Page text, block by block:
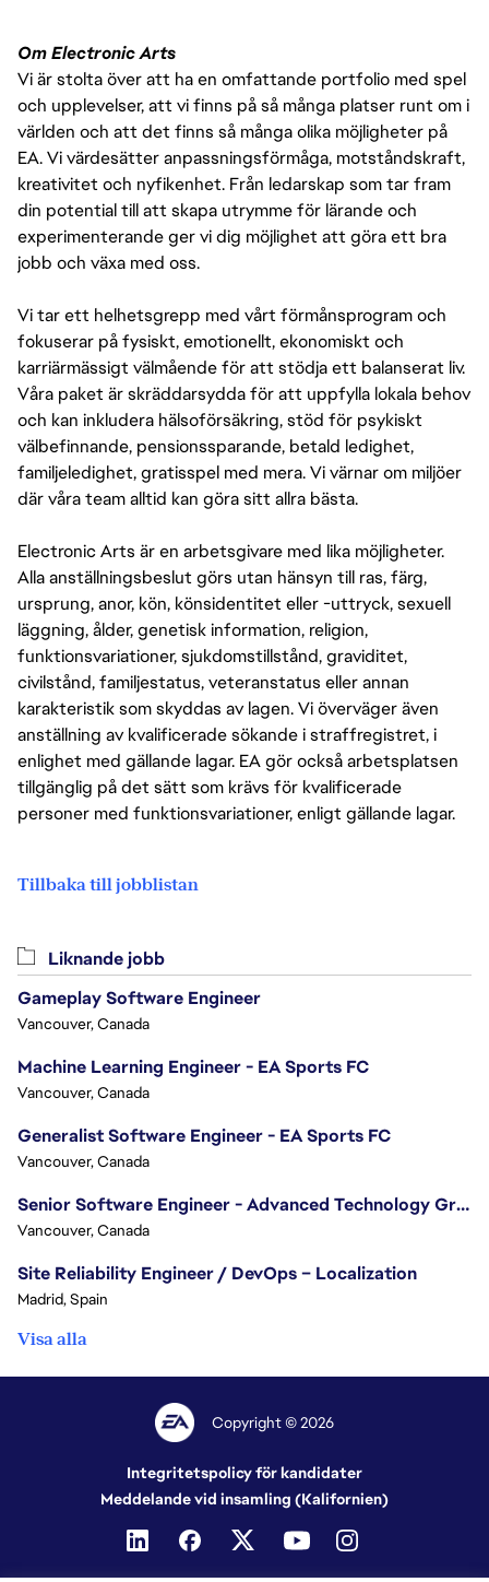
Om Electronic Arts
Vi är stolta över att ha en omfattande portfolio med spel
och upplevelser, att vi finns på så många platser runt om i
världen och att det finns så många olika möjligheter på
EA. Vi värdesätter anpassningsförmåga, motståndskraft,
kreativitet och nyfikenhet. Från ledarskap som tar fram
din potential till att skapa utrymme för lärande och
experimenterande ger vi dig möjlighet att göra ett bra
jobb och växa med oss.
Vi tar ett helhetsgrepp med vårt förmånsprogram och
fokuserar på fysiskt, emotionellt, ekonomiskt och
karriärmässigt välmående för att stödja ett balanserat liv.
Våra paket är skräddarsydda för att uppfylla lokala behov
och kan inkludera hälsoförsäkring, stöd för psykiskt
välbefinnande, pensionssparande, betald ledighet,
familjeledighet, gratisspel med mera. Vi värnar om miljöer
där våra team alltid kan göra sitt allra bästa.
Electronic Arts är en arbetsgivare med lika möjligheter.
Alla anställningsbeslut görs utan hänsyn till ras, färg,
ursprung, anor, kön, könsidentitet eller -uttryck, sexuell
läggning, ålder, genetisk information, religion,
funktionsvariationer, sjukdomstillstånd, graviditet,
civilstånd, familjestatus, veteranstatus eller annan
karakteristik som skyddas av lagen. Vi överväger även
anställning av kvalificerade sökande i straffregistret, i
enlighet med gällande lagar. EA gör också arbetsplatsen
tillgänglig på det sätt som krävs för kvalificerade
personer med funktionsvariationer, enligt gällande lagar.
Tillbaka till jobblistan
Liknande jobb
Gameplay Software Engineer
Vancouver, Canada
Machine Learning Engineer - EA Sports FC
Vancouver, Canada
Generalist Software Engineer - EA Sports FC
Vancouver, Canada
Senior Software Engineer - Advanced Technology Group
Vancouver, Canada
Site Reliability Engineer / DevOps – Localization
Madrid, Spain
Visa alla
Copyright © 2026
Integritetspolicy för kandidater
Meddelande vid insamling (Kalifornien)